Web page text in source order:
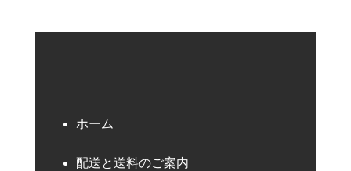
ホーム
配送と送料のご案内